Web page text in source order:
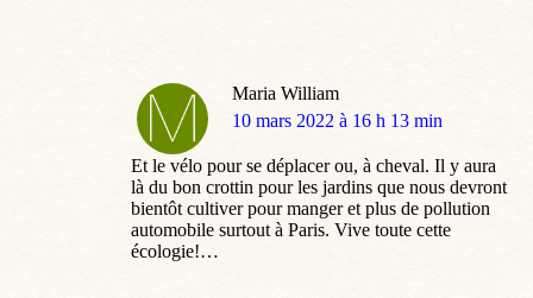
Maria William
dit
10 mars 2022 à 16 h 13 min
Et le vélo pour se déplacer ou, à cheval. Il y aura
là du bon crottin pour les jardins que nous devront
bientôt cultiver pour manger et plus de pollution
automobile surtout à Paris. Vive toute cette
écologie!…